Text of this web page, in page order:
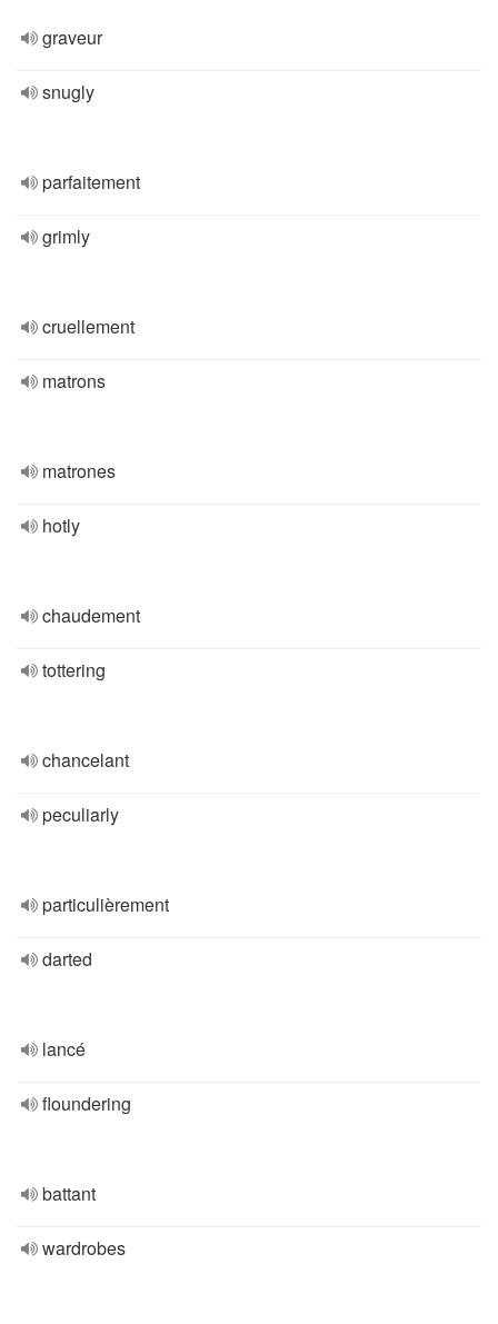
graveur
snugly
parfaitement
grimly
cruellement
matrons
matrones
hotly
chaudement
tottering
chancelant
peculiarly
particulièrement
darted
lancé
floundering
battant
wardrobes